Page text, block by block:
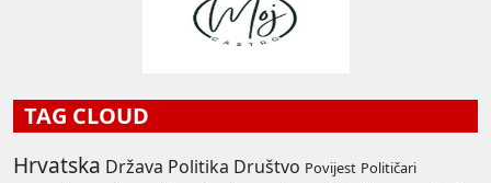
TAG CLOUD
Hrvatska Država Politika Društvo Povijest Političari